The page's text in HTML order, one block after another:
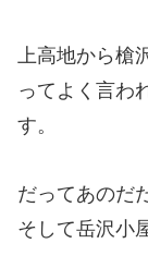
上高地から槍
ってよく言わ
す。
だってあのだ
そして岳沢小